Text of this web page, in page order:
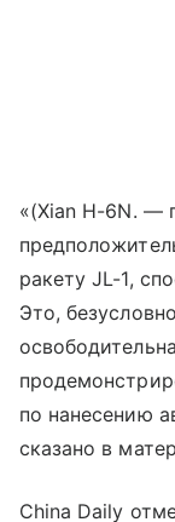
«(Xian H-6N. —
ракету JL-1,
Это,
по нанесению
сказано в
China Daily